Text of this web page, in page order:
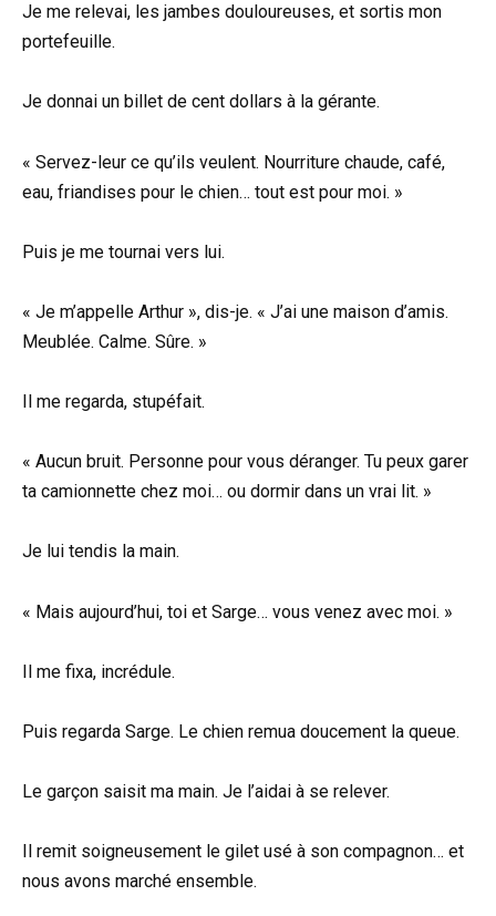
Je me relevai, les jambes douloureuses, et sortis mon
portefeuille.
Je donnai un billet de cent dollars à la gérante.
« Servez-leur ce qu’ils veulent. Nourriture chaude, café,
eau, friandises pour le chien… tout est pour moi. »
Puis je me tournai vers lui.
« Je m’appelle Arthur », dis-je. « J’ai une maison d’amis.
Meublée. Calme. Sûre. »
Il me regarda, stupéfait.
« Aucun bruit. Personne pour vous déranger. Tu peux garer
ta camionnette chez moi… ou dormir dans un vrai lit. »
Je lui tendis la main.
« Mais aujourd’hui, toi et Sarge… vous venez avec moi. »
Il me fixa, incrédule.
Puis regarda Sarge. Le chien remua doucement la queue.
Le garçon saisit ma main. Je l’aidai à se relever.
Il remit soigneusement le gilet usé à son compagnon… et
nous avons marché ensemble.